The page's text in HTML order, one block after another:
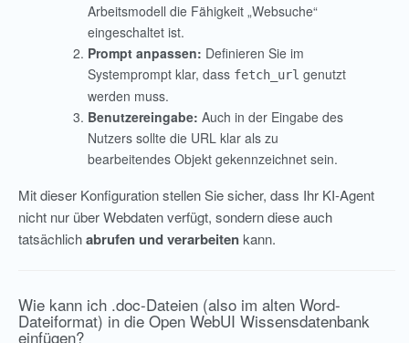
Arbeitsmodell die Fähigkeit „Websuche“
eingeschaltet ist.
Prompt anpassen: Definieren Sie im
Systemprompt klar, dass fetch_url genutzt
werden muss.
Benutzereingabe: Auch in der Eingabe des
Nutzers sollte die URL klar als zu
bearbeitendes Objekt gekennzeichnet sein.
Mit dieser Konfiguration stellen Sie sicher, dass Ihr KI-Agent
nicht nur über Webdaten verfügt, sondern diese auch
tatsächlichabrufen und verarbeitenkann.
Wie kann ich .doc-Dateien (also im alten Word-
Dateiformat) in die Open WebUI Wissensdatenbank
einfügen?